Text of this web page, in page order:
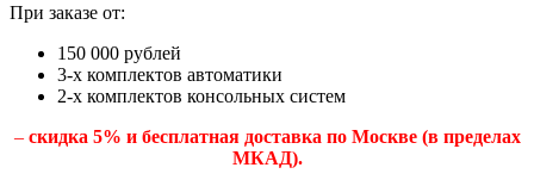
При заказе от:
150 000 рублей
3-х комплектов автоматики
2-х комплектов консольных систем
– скидка 5% и бесплатная доставка по Москве (в пределах
МКАД).